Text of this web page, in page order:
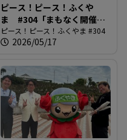
ピース！ピース！ふくや
ま #304「まもなく開催！
ばらのまち福山国際音楽
祭」
ピース！ピース！ふくやま #304
2026/05/17